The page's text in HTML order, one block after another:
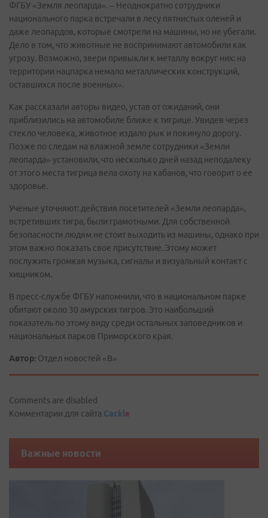
ФГБУ «Земля леопарда». – Неоднократно сотрудники
национального парка встречали в лесу пятнистых оленей и
даже леопардов, которые смотрели на машины, но не убегали.
Дело в том, что животные не воспринимают автомобили как
угрозу. Возможно, звери привыкли к металлу вокруг них: на
территории нацпарка немало металлических конструкций,
оставшихся после военных».
Как рассказали авторы видео, устав от ожиданий, они
приблизились на автомобиле ближе к тигрице. Увидев через
стекло человека, животное издало рык и покинуло дорогу.
Позже по следам на влажной земле сотрудники «Земли
леопарда» установили, что несколько дней назад неподалеку
от этого места тигрица вела охоту на кабанов, что говорит о ее
здоровье.
Ученые уточняют: действия посетителей «Земли леопарда»,
встретивших тигра, были грамотными. Для собственной
безопасности людям не стоит выходить из машины, однако при
этом важно показать свое присутствие. Этому может
послужить громкая музыка, сигналы и визуальный контакт с
хищником.
В пресс-службе ФГБУ напомнили, что в национальном парке
обитают около 30 амурских тигров. Это наибольший
показатель по этому виду среди остальных заповедников и
национальных парков Приморского края.
Автор: Отдел новостей «В»
Comments are disabled
Комментарии для сайта Cackle
Важные новости